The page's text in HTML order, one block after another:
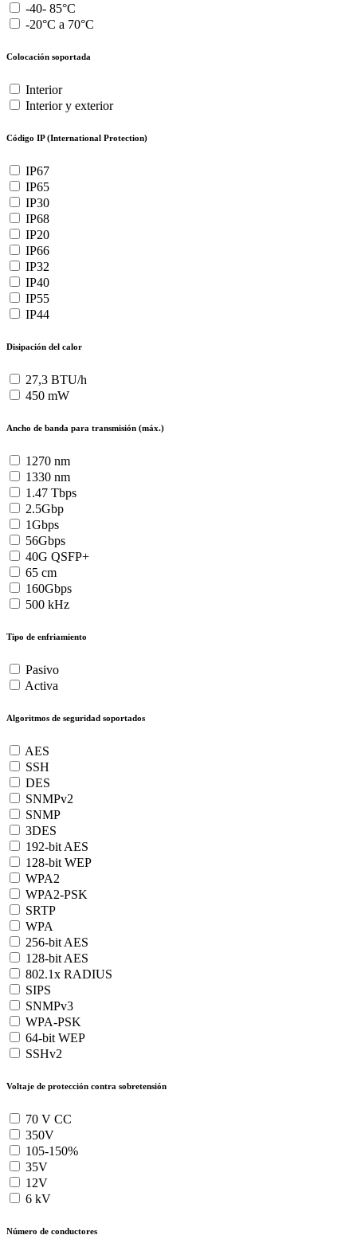
-40- 85°C
-20°C a 70°C
Colocación soportada
Interior
Interior y exterior
Código IP (International Protection)
IP67
IP65
IP30
IP68
IP20
IP66
IP32
IP40
IP55
IP44
Disipación del calor
27,3 BTU/h
450 mW
Ancho de banda para transmisión (máx.)
1270 nm
1330 nm
1.47 Tbps
2.5Gbp
1Gbps
56Gbps
40G QSFP+
65 cm
160Gbps
500 kHz
Tipo de enfriamiento
Pasivo
Activa
Algoritmos de seguridad soportados
AES
SSH
DES
SNMPv2
SNMP
3DES
192-bit AES
128-bit WEP
WPA2
WPA2-PSK
SRTP
WPA
256-bit AES
128-bit AES
802.1x RADIUS
SIPS
SNMPv3
WPA-PSK
64-bit WEP
SSHv2
Voltaje de protección contra sobretensión
70 V CC
350V
105-150%
35V
12V
6 kV
Número de conductores